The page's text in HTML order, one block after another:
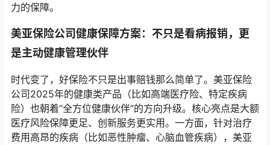
力的保障。
美亚保险公司健康保障方案：不只是看病报销，更
是主动健康管理伙伴
时代变了，好保险不只是出事赔钱那么简单了。美亚保险
公司2025年的健康类产品（比如高端医疗险、特定疾病
险）也朝着“全方位健康伙伴”的方向升级。核心亮点是大额
医疗风险保障更足、创新服务更实用。一方面，针对治疗
费用高昂的疾病（比如恶性肿瘤、心脑血管疾病），美亚